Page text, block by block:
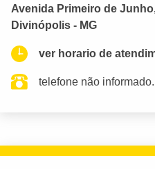
Avenida Primeiro de
Divinópolis - MG
ver horario de
telefone não informado.